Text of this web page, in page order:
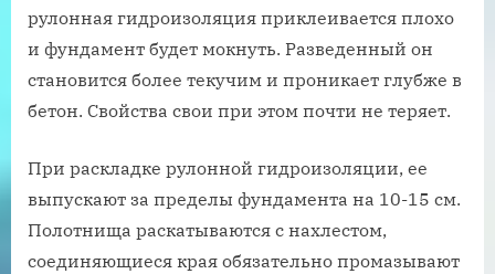
рулонная гидроизоляция приклеивается плохо
и фундамент будет мокнуть. Разведенный он
становится более текучим и проникает глубже в
бетон. Свойства свои при этом почти не теряет.
При раскладке рулонной гидроизоляции, ее
выпускают за пределы фундамента на 10-15 см.
Полотнища раскатываются с нахлестом,
соединяющиеся края обязательно промазывают